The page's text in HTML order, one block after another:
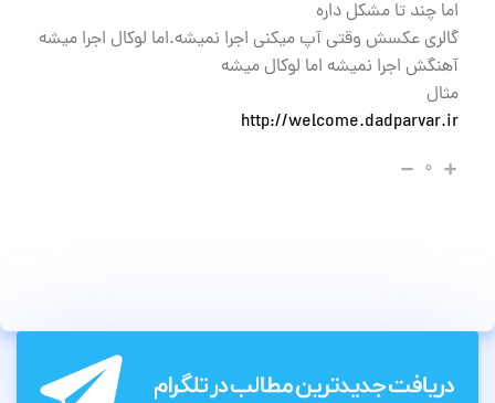
اما چند تا مشکل داره
گالری عکسش وقتی آپ میکنی اجرا نمیشه.اما لوکال اجرا میشه
آهنگش اجرا نمیشه اما لوکال میشه
مثال
http://welcome.dadparvar.ir
۰